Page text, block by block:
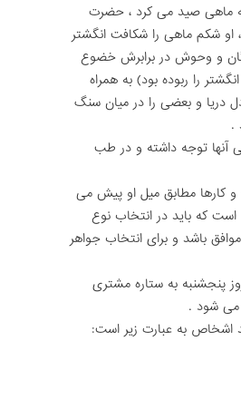
ماهى صید مى کرد ، حضرت
شکم ماهى را شکافت انگشتر
و وحوش در برابرش خضوع
را ربوده بود) به همراه
دریا و بعضى را در میان سنگ
.
آنها توجه داشته و در طب
و کارها مطابق میل او پیش مى
که باید در انتخاب نوع
باشد و براى انتخاب جواهر
پنجشنبه به ستاره مشترى
مى شود .
اشخاص به عبارت زیر است: